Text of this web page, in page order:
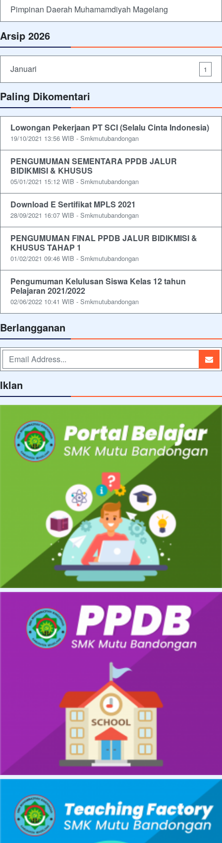
Pimpinan Daerah Muhamamdiyah Magelang
Arsip 2026
Januari 1
Paling Dikomentari
Lowongan Pekerjaan PT SCI (Selalu Cinta Indonesia)
19/10/2021 13:56 WIB - Smkmutubandongan
PENGUMUMAN SEMENTARA PPDB JALUR
BIDIKMISI & KHUSUS
05/01/2021 15:12 WIB - Smkmutubandongan
Download E Sertifikat MPLS 2021
28/09/2021 16:07 WIB - Smkmutubandongan
PENGUMUMAN FINAL PPDB JALUR BIDIKMISI &
KHUSUS TAHAP 1
01/02/2021 09:46 WIB - Smkmutubandongan
Pengumuman Kelulusan Siswa Kelas 12 tahun
Pelajaran 2021/2022
02/06/2022 10:41 WIB - Smkmutubandongan
Berlangganan
Iklan